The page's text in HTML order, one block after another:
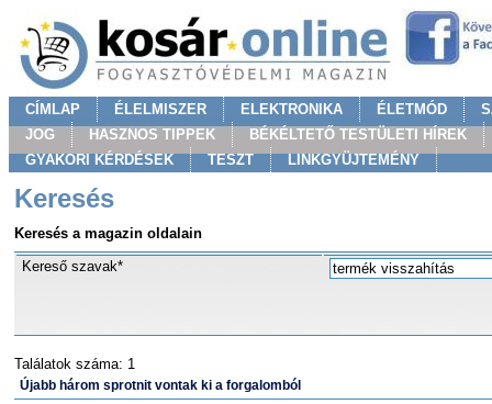
CÍMLAP ÉLELMISZER ELEKTRONIKA ÉLETMÓD
JOG
HASZNOS TIPPEK
BÉKÉLTETŐ TESTÜLETI HÍREK
GYAKORI KÉRDÉSEK
TESZT LINKGYÜJTEMÉNY
Keresés
Keresés a magazin oldalain
Kereső szavak*
Találatok száma: 1
Újabb három sprotnit vontak ki a forgalomból